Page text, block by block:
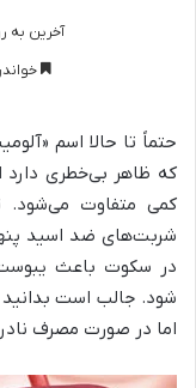
آخرین به روز
خواندن
حتماً تا حالا اسم
که ظاهر بی‌خطری دارد
کمی متفاوت
شربت‌های ضد اسید
در سکوت باعث یبوست
شود. جالب است
اما در صورت مصرف